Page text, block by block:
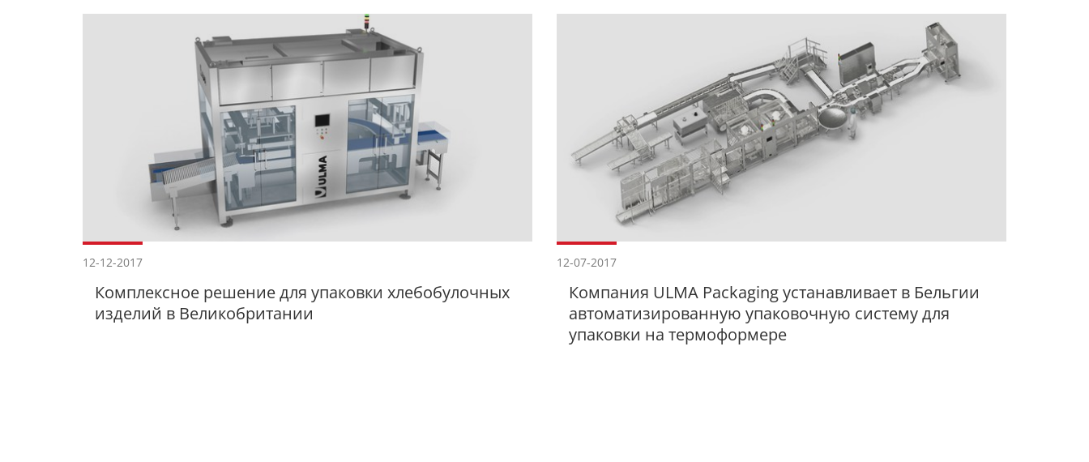
12-12-2017
Комплексное решение для упаковки хлебобулочных
изделий в Великобритании
12-07-2017
Компания ULMA Packaging устанавливает в Бельгии
автоматизированную упаковочную систему для
упаковки на термоформере